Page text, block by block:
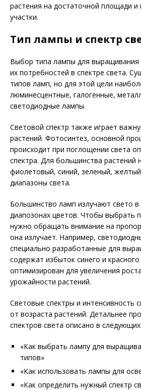
растения на достаточной площади
участки.
Тип лампы и спектр
Выбор типа лампы для выращивания
их потребностей в спектре света.
типов ламп, но для этой цели
люминесцентные, галогенные,
светодиодные лампы.
Световой спектр также играет
растений. Фотосинтез, основной
происходит при поглощении света
спектра. Для большинства растений
фиолетовый, синий, зеленый,
диапазоны света.
Большинство ламп излучают свето в
диапозонах цветов. Чтобы выбрать
нужно обращать внимание на
она излучает. Например,
специально разработанные для
содержат избыток синего и
оптимизирован для увеличения
урожайности растений.
Световые спектры и интенсивность
от возраста растений. Детальнее
спектров света описано в следующих
«Как выбрать лампу для
типов»
«Как использовать лампы для
«Как определить нужный спектр